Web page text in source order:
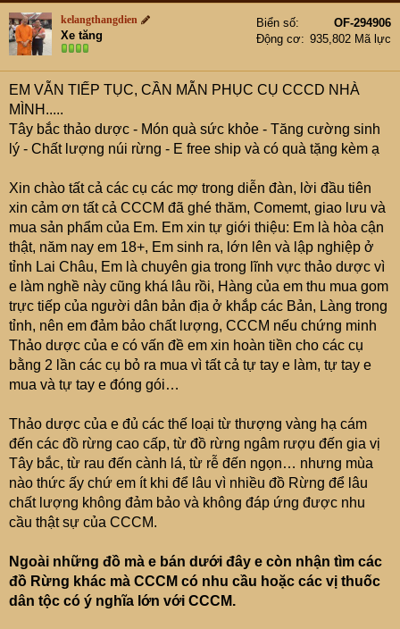
kelangthangdien
Xe tăng
Biển số
OF-294906
Động cơ
935,802 Mã lực
EM VẪN TIẾP TỤC, CẦN MẪN PHỤC CỤ CCCD NHÀ
MÌNH.....
Tây bắc thảo dược - Món quà sức khỏe - Tăng cường sinh
lý - Chất lượng núi rừng - E free ship và có quà tặng kèm ạ
Xin chào tất cả các cụ các mợ trong diễn đàn, lời đầu tiên
xin cảm ơn tất cả CCCM đã ghé thăm, Comemt, giao lưu và
mua sản phẩm của Em. Em xin tự giới thiệu: Em là hòa cận
thật, năm nay em 18+, Em sinh ra, lớn lên và lập nghiệp ở
tỉnh Lai Châu, Em là chuyên gia trong lĩnh vực thảo dược vì
e làm nghề này cũng khá lâu rồi, Hàng của em thu mua gom
trực tiếp của người dân bản địa ở khắp các Bản, Làng trong
tỉnh, nên em đảm bảo chất lượng, CCCM nếu chứng minh
Thảo dược của e có vấn đề em xin hoàn tiền cho các cụ
bằng 2 lần các cụ bỏ ra mua vì tất cả tự tay e làm, tự tay e
mua và tự tay e đóng gói…
Thảo dược của e đủ các thế loại từ thượng vàng hạ cám
đến các đồ rừng cao cấp, từ đồ rừng ngâm rượu đến gia vị
Tây bắc, từ rau đến cành lá, từ rễ đến ngọn… nhưng mùa
nào thức ấy chứ em ít khi để lâu vì nhiều đồ Rừng để lâu
chất lượng không đảm bảo và không đáp ứng được nhu
cầu thật sự của CCCM.
Ngoài những đồ mà e bán dưới đây e còn nhận tìm các
đồ Rừng khác mà CCCM có nhu cầu hoặc các vị thuốc
dân tộc có ý nghĩa lớn với CCCM.